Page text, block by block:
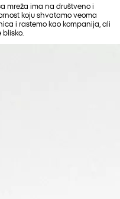
mreža ima na društveno i
koju shvatamo veoma
i rastemo kao kompanija, ali